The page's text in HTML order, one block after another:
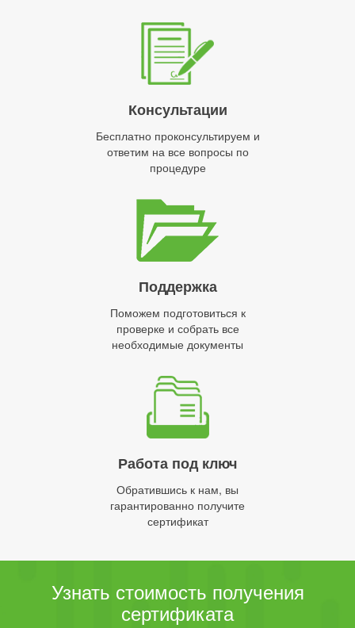
Консультации
Бесплатно проконсультируем и
ответим на все вопросы по
процедуре
Поддержка
Поможем подготовиться к
проверке и собрать все
необходимые документы
Работа под ключ
Обратившись к нам, вы
гарантированно получите
сертификат
Узнать стоимость получения
сертификата